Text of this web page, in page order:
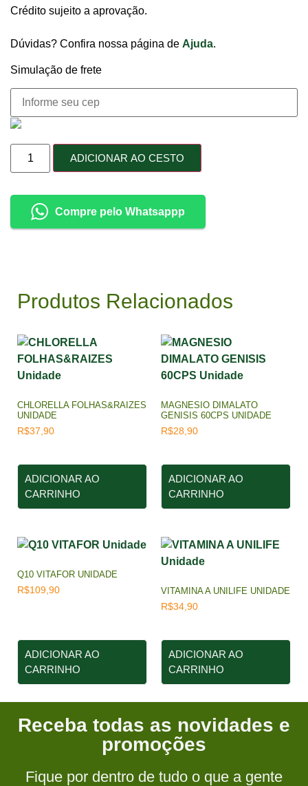
Crédito sujeito a aprovação.
Dúvidas? Confira nossa página de Ajuda.
Simulação de frete
ADICIONAR AO CESTO
Compre pelo Whatsappp
Produtos Relacionados
CHLORELLA FOLHAS&RAIZES
UNIDADE
R$37,90
ADICIONAR AO
CARRINHO
MAGNESIO DIMALATO
GENISIS 60CPS UNIDADE
R$28,90
ADICIONAR AO
CARRINHO
Q10 VITAFOR UNIDADE
R$109,90
ADICIONAR AO
CARRINHO
VITAMINA A UNILIFE UNIDADE
R$34,90
ADICIONAR AO
CARRINHO
Receba todas as novidades e
promoções
Fique por dentro de tudo o que a gente